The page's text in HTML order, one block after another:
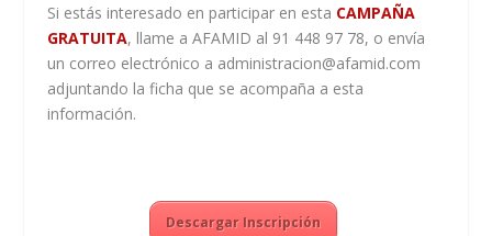
Si estás interesado en participar en esta CAMPAÑA
GRATUITA, llame a AFAMID al 91 448 97 78, o envía
un correo electrónico a administracion@afamid.com
adjuntando la ficha que se acompaña a esta
información.
Descargar Inscripción